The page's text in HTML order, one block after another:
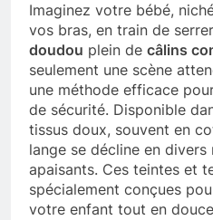
Imaginez votre bébé,
vos bras, en train de
doudou plein de câlins
seulement une scène
une méthode efficace
de sécurité. Disponible
tissus doux, souvent en
lange se décline en
apaisants. Ces teintes et
spécialement conçues
votre enfant tout en